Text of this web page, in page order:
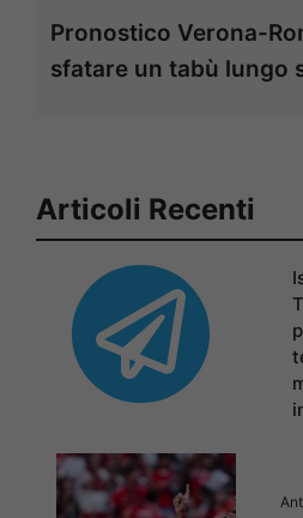
Pronostico Verona-
sfatare un tabù lungo
Articoli Recenti